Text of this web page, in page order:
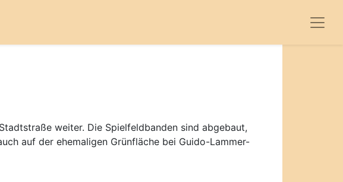
weiter. Die Spielfeldbanden sind abgebaut,
auf der ehemaligen Grünfläche bei Guido-Lammer-